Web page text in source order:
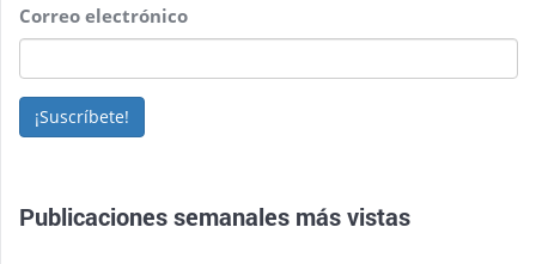
Correo electrónico
¡Suscríbete!
Publicaciones semanales más vistas